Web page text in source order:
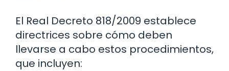
El Real Decreto 818/2009 establece
directrices sobre cómo deben
llevarse a cabo estos procedimientos,
que incluyen: